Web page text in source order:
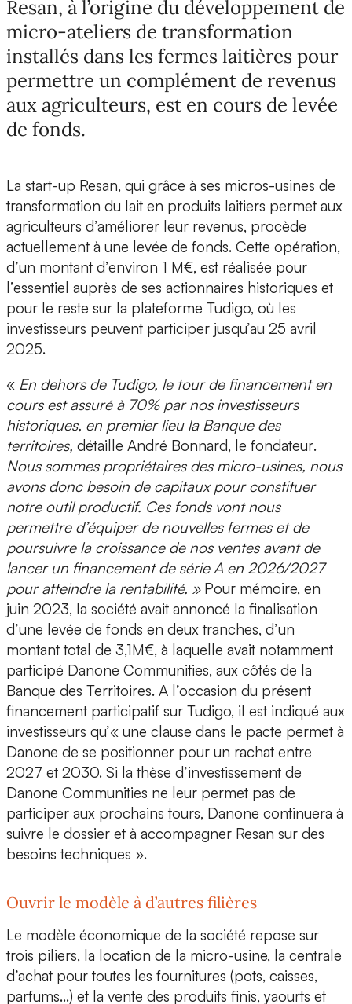
Resan, à l’origine du développement de
micro-ateliers de transformation
installés dans les fermes laitières pour
permettre un complément de revenus
aux agriculteurs, est en cours de levée
de fonds.
La start-up Resan, qui grâce à ses micros-usines de
transformation du lait en produits laitiers permet aux
agriculteurs d’améliorer leur revenus, procède
actuellement à une levée de fonds. Cette opération,
d’un montant d’environ 1 M€, est réalisée pour
l’essentiel auprès de ses actionnaires historiques et
pour le reste sur la plateforme Tudigo, où les
investisseurs peuvent participer jusqu’au 25 avril
2025.
« En dehors de Tudigo, le tour de financement en
cours est assuré à 70% par nos investisseurs
historiques, en premier lieu la Banque des
territoires, détaille André Bonnard, le fondateur.
Nous sommes propriétaires des micro-usines, nous
avons donc besoin de capitaux pour constituer
notre outil productif. Ces fonds vont nous
permettre d’équiper de nouvelles fermes et de
poursuivre la croissance de nos ventes avant de
lancer un financement de série A en 2026/2027
pouratteindre la rentabilité. »Pour mémoire, en
juin 2023, la société avait annoncé la finalisation
d’une levée de fonds en deux tranches, d’un
montant total de 3,1M€, à laquelle avait notamment
participé Danone Communities, aux côtés de la
Banque des Territoires. A l’occasion du présent
financement participatif sur Tudigo, il est indiqué aux
investisseurs qu’« une clause dans le pacte permet à
Danone de se positionner pour un rachat entre
2027 et 2030. Si la thèse d’investissement de
Danone Communities ne leur permet pas de
participer aux prochains tours, Danone continuera à
suivre le dossier et à accompagner Resan sur des
besoins techniques ».
Ouvrir le modèle à d’autres filières
Le modèle économique de la société repose sur
trois piliers, la location de la micro-usine, la centrale
d’achat pour toutes les fournitures (pots, caisses,
parfums...) et la vente des produits finis, yaourts et